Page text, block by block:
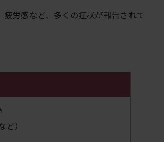
労感など、多くの症状が報告されて
）